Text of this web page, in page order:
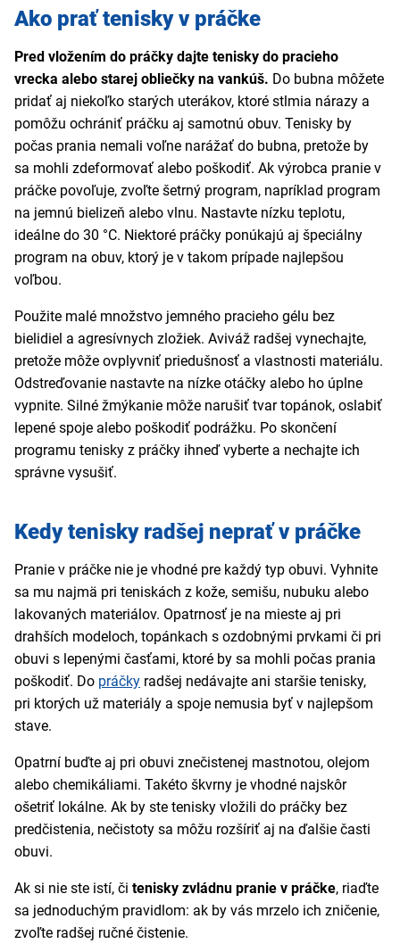
Ako prať tenisky v práčke
Pred vložením do práčky dajte tenisky do pracieho
vrecka alebo starej obliečky na vankúš. Do bubna môžete
pridať aj niekoľko starých uterákov, ktoré stlmia nárazy a
pomôžu ochrániť práčku aj samotnú obuv. Tenisky by
počas prania nemali voľne narážať do bubna, pretože by
sa mohli zdeformovať alebo poškodiť. Ak výrobca pranie v
práčke povoľuje, zvoľte šetrný program, napríklad program
na jemnú bielizeň alebo vlnu. Nastavte nízku teplotu,
ideálne do 30 °C. Niektoré práčky ponúkajú aj špeciálny
program na obuv, ktorý je v takom prípade najlepšou
voľbou.
Použite malé množstvo jemného pracieho gélu bez
bielidiel a agresívnych zložiek. Aviváž radšej vynechajte,
pretože môže ovplyvniť priedušnosť a vlastnosti materiálu.
Odstreďovanie nastavte na nízke otáčky alebo ho úplne
vypnite. Silné žmýkanie môže narušiť tvar topánok, oslabiť
lepené spoje alebo poškodiť podrážku. Po skončení
programu tenisky z práčky ihneď vyberte a nechajte ich
správne vysušiť.
Kedy tenisky radšej neprať v práčke
Pranie v práčke nie je vhodné pre každý typ obuvi. Vyhnite
sa mu najmä pri teniskách z kože, semišu, nubuku alebo
lakovaných materiálov. Opatrnosť je na mieste aj pri
drahších modeloch, topánkach s ozdobnými prvkami či pri
obuvi s lepenými časťami, ktoré by sa mohli počas prania
poškodiť. Do práčky radšej nedávajte ani staršie tenisky,
pri ktorých už materiály a spoje nemusia byť v najlepšom
stave.
Opatrní buďte aj pri obuvi znečistenej mastnotou, olejom
alebo chemikáliami. Takéto škvrny je vhodné najskôr
ošetriť lokálne. Ak by ste tenisky vložili do práčky bez
predčistenia, nečistoty sa môžu rozšíriť aj na ďalšie časti
obuvi.
Ak si nie ste istí, či tenisky zvládnu pranie v práčke, riaďte
sa jednoduchým pravidlom: ak by vás mrzelo ich zničenie,
zvoľte radšej ručné čistenie.